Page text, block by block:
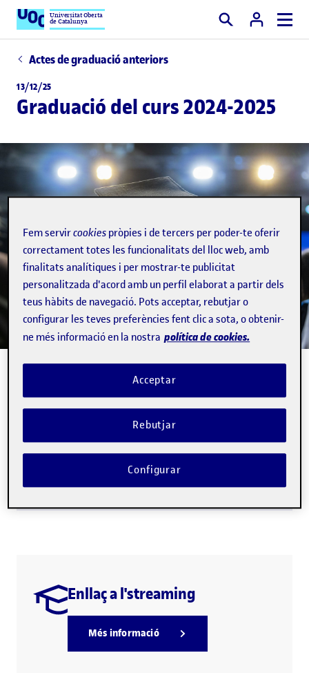
Universitat Oberta
de Catalunya Cercar
Actes de graduació anteriors
13/12/25
Graduació del curs 2024-2025
< 1 min.
La Farga, L'Hospitalet de Llobregat
Enllaç a l'streaming
Més informació
Fem servircookies pròpies i de tercers per poder-te oferir
correctament totes les funcionalitats del lloc web, amb
finalitats analítiques i per mostrar-te publicitat
personalitzada d'acord amb un perfil elaborat a partir dels
teus hàbits de navegació. Pots acceptar, rebutjar o
configurar les teves preferències fent clic a sota, o obtenir-
ne més informació en la nostra política de cookies.
Rebutjar
Acceptar
Configurar